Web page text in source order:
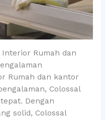
Rumah dan
Rumah dan kantor
Colossal
Dengan
solid, Colossal